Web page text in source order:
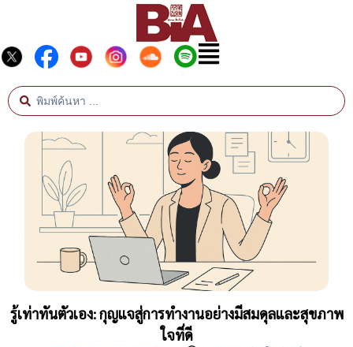
รู้เท่าทันตัวเอง: กุญแจสู่การทำงานอย่างมีสมดุลและสุขภาพ
ใจที่ดี